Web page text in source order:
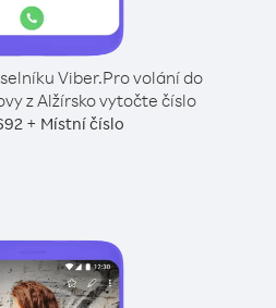
Viber.Pro volání do
z Alžírsko vytočte číslo
+ Místní číslo